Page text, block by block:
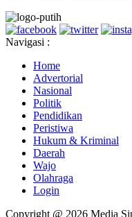
Navigasi :
Home
Advertorial
Nasional
Politik
Pendidikan
Peristiwa
Hukum & Kriminal
Daerah
Wajo
Olahraga
Login
Copyright @ 2026 Media